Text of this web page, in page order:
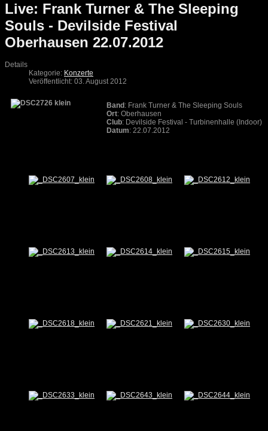
Live: Frank Turner & The Sleeping
Souls - Devilside Festival
Oberhausen 22.07.2012
Details
Kategorie: Konzerte
Veröffentlicht: 03. August 2012
Band : Frank Turner & The Sleeping Souls
Ort: Oberhausen
Club: Devilside Festival - Turbinenhalle (Indoor)
Datum: 22.07.2012